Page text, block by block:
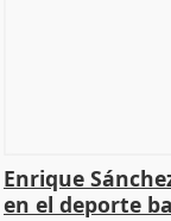
Enrique
en el deporte